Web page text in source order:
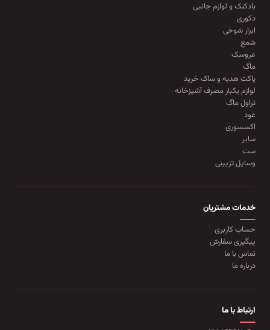
بادکنک و لوازم جانبی
دکوری
ابزار شوخی
شمع
عروسک
ماگ
پاکت هدیه و ساک خرید
لوازم یکبار مصرف آشپزخانه
تراول ماگ
عود
اکسسوری
سایر
ست
وسایل تزیینی
خدمات مشتریان
حساب کاربری
پیگیری سفارش
تماس با ما
درباره ما
ارتباط با ما